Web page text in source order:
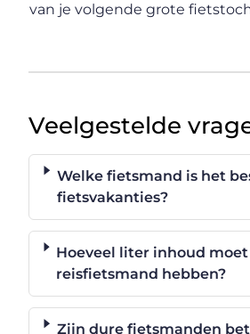
van je volgende grote
Veelgestelde
Welke fietsmand is het
fietsvakanties?
Hoeveel liter inhoud moet
reisfietsmand hebben?
Zijn dure fietsmanden